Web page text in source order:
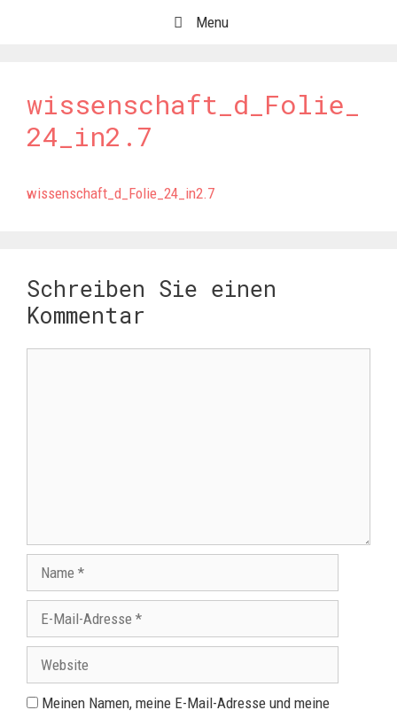
Menu
wissenschaft_d_Folie_
24_in2.7
wissenschaft_d_Folie_24_in2.7
Schreiben Sie einen
Kommentar
Meinen Namen, meine E-Mail-Adresse und meine